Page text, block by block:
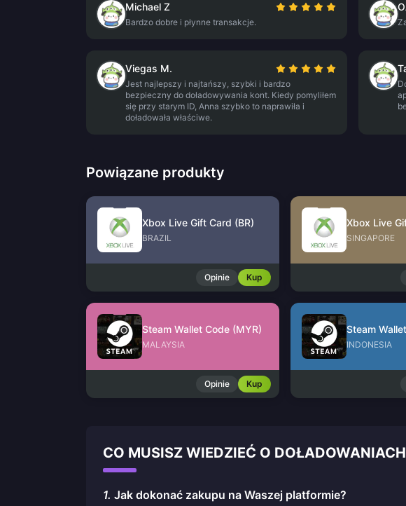
Michael Z
Bardzo dobre i płynne transakcje.
Viegas M.
Jest najlepszy i najtańszy, szybki i bardzo
bezpieczny do doładowywania kont. Kiedy pomyliłem
się przy starym ID, Anna szybko to naprawiła i
doładowała właściwe.
Powiązane produkty
Xbox Live Gift Card (BR)
BRAZIL
Opinie Kup
Xbox Live
SINGAPORE
Steam Wallet Code (MYR)
MALAYSIA
Opinie Kup
Steam
INDONESIA
CO MUSISZ WIEDZIEĆ O
1. Jak dokonać zakupu na Waszej platformie?